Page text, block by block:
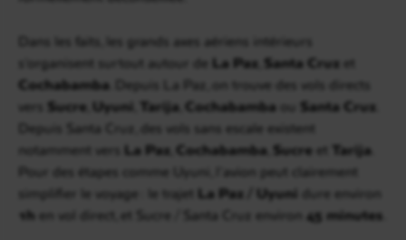
Dans les faits, les grands axes aériens intérieurs
s’organisent surtout autour de La Paz Santa Cruz et
Cochabamba . Depuis La Paz, on trouve des vols directs
vers Sucre Uyuni Tarija Cochabamba Santa Cruz
Depuis Santa Cruz, des vols sans escale existent
notamment vers La Paz Cochabamba Sucre et Tarija
Pour des étapes comme Uyuni, l’avion peut clairement
simplifier le voyage : le trajet La Paz / Uyuni dure environ
1h en vol direct, et Sucre / Santa Cruz environ 45 minutes